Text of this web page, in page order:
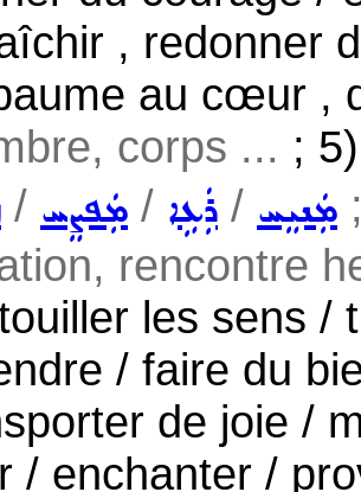
, redonner
au cœur ,
corps ... ;
/ ܡܲܦܨܸܚ / ܪܲܥܹܐ / ܡܲܢܝܸܚ
rencontre
les sens /
/ faire du
de joie /
/ enchanter /